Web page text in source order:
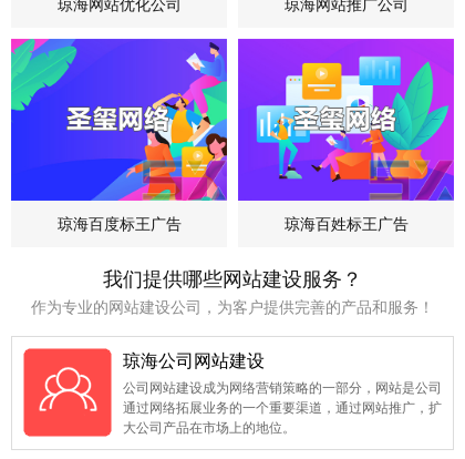
琼海网站优化公司 琼海网站推广公司
琼海百度标王广告 琼海百姓标王广告
我们提供哪些网站建设服务？
作为专业的网站建设公司，为客户提供完善的产品和服务！
琼海公司网站建设
公司网站建设成为网络营销策略的一部分，网站是公司
通过网络拓展业务的一个重要渠道，通过网站推广，扩
大公司产品在市场上的地位。